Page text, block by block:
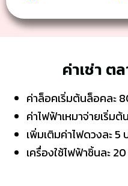
ค่าเช่า ต
ค่าล็อคเริ่มต้นล็อคละ
ค่าไฟฟ้าเหมาจ่ายเริ่ม
เพิ่มเติมค่าไฟดวงละ 5
เครื่องใช้ไฟฟ้าชิ้นละ